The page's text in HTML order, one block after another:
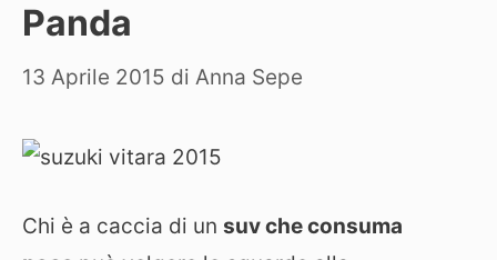
Panda
13 Aprile 2015 di Anna Sepe
Chi è a caccia di un suv che consuma